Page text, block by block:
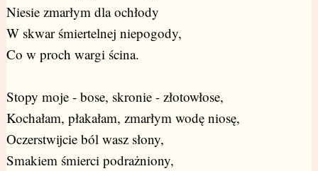
Niesie zmarłym dla ochłody
W skwar śmiertelnej niepogody,
Co w proch wargi ścina.
Stopy moje - bose, skronie - złotowłose,
Kochałam, płakałam, zmarłym wodę niosę,
Oczerstwijcie ból wasz słony,
Smakiem śmierci podrażniony,